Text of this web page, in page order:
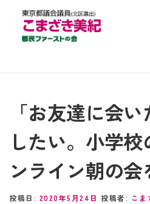
「お友達に会
したい。小学
ンライン朝の会
投稿日: 2020年5月24日 投稿者: こま